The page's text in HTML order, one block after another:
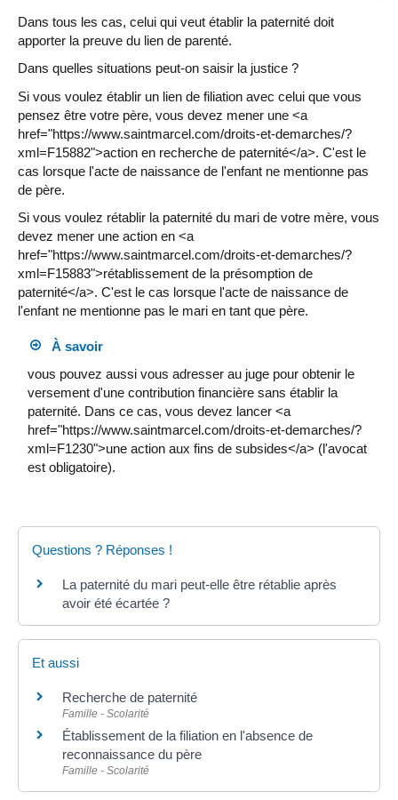
Dans tous les cas, celui qui veut établir la paternité doit
apporter la preuve du lien de parenté.
Dans quelles situations peut-on saisir la justice ?
Si vous voulez établir un lien de filiation avec celui que vous
pensez être votre père, vous devez mener une <a
href="https://www.saintmarcel.com/droits-et-demarches/?
xml=F15882">action en recherche de paternité</a>. C'est le
cas lorsque l'acte de naissance de l'enfant ne mentionne pas
de père.
Si vous voulez rétablir la paternité du mari de votre mère, vous
devez mener une action en <a
href="https://www.saintmarcel.com/droits-et-demarches/?
xml=F15883">rétablissement de la présomption de
paternité</a>. C'est le cas lorsque l'acte de naissance de
l'enfant ne mentionne pas le mari en tant que père.
À savoir
vous pouvez aussi vous adresser au juge pour obtenir le
versement d'une contribution financière sans établir la
paternité. Dans ce cas, vous devez lancer <a
href="https://www.saintmarcel.com/droits-et-demarches/?
xml=F1230">une action aux fins de subsides</a> (l'avocat
est obligatoire).
Questions ? Réponses !
La paternité du mari peut-elle être rétablie après
avoir été écartée ?
Et aussi
Recherche de paternité
Famille - Scolarité
Établissement de la filiation en l'absence de
reconnaissance du père
Famille - Scolarité